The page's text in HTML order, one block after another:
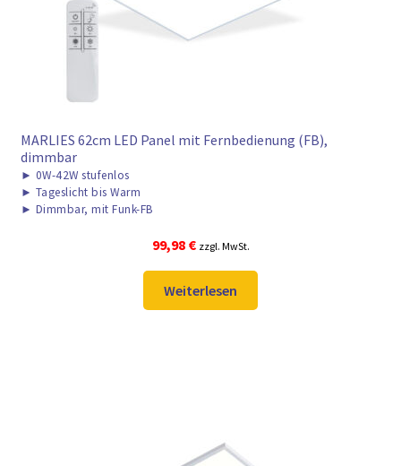
MARLIES 62cm LED Panel mit Fernbedienung (FB),
dimmbar
► 0W-42W stufenlos
► Tageslicht bis Warm
► Dimmbar, mit Funk-FB
99,98 € zzgl. MwSt.
Weiterlesen